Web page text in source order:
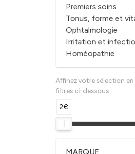
Premiers soins
Tonus, forme et
Ophtalmologie
Irritation et
Homéopathie
Affinez votre sélection
filtres ci-dessous :
2€
MARQUE